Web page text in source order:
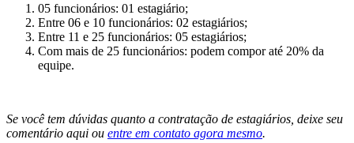
05 funcionários: 01 estagiário;
Entre 06 e 10 funcionários: 02 estagiários;
Entre 11 e 25 funcionários: 05 estagiários;
Com mais de 25 funcionários: podem compor até 20% da
equipe.
Se você tem dúvidas quanto a contratação de estagiários, deixe seu
comentário aqui ou entre em contato agora mesmo.